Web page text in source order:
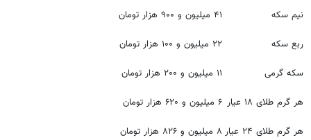
نیم سکه ۴۱ میلیون و ۹۰۰ هزار تومان
ربع سکه ۲۲ میلیون و ۱۰۰ هزار تومان
سکه گرمی ۱۱ میلیون و ۲۰۰ هزار تومان
هر گرم طلای ۱۸ عیار ۶ میلیون و ۶۲۰ هزار تومان
هر گرم طلای ٢۴ عیار ۸ میلیون و ۸۲۶ هزار تومان